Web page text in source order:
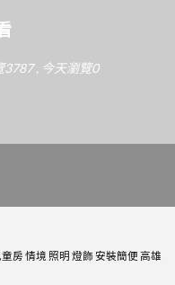
3787 , 今天瀏覽0
房 情境 照明 燈飾 安裝簡便 高雄